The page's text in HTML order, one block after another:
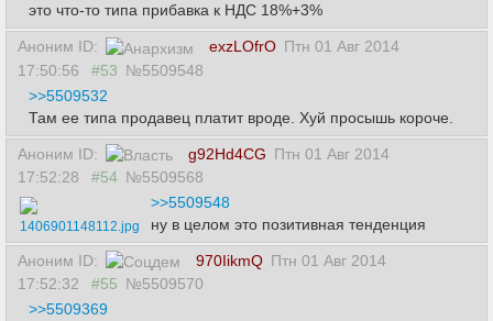
это что-то типа прибавка к НДС 18%+3%
Аноним ID: exzLOfrO Птн 01 Авг 2014
17:50:56
#53 №5509548
>>5509532
Там ее типа продавец платит вроде. Хуй просышь короче.
Аноним ID: g92Hd4CG Птн 01 Авг 2014
17:52:28
#54 №5509568
1406901148112.jpg
>>5509548
ну в целом это позитивная тенденция
Аноним ID: 970IikmQ Птн 01 Авг 2014
17:52:32
#55 №5509570
>>5509369